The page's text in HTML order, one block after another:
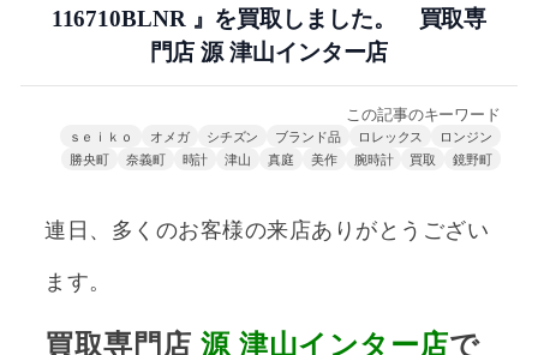
116710BLNR 』を買取しました。 買取専
門店 源 津山インター店
この記事のキーワード
ｓｅｉｋｏ オメガ シチズン ブランド品 ロレックス
ロンジン
勝央町
奈義町 時計 津山 真庭 美作 腕時計 買取 鏡野町
連日、多くのお客様の来店ありがとうござい
ます。
買取専門店 源 津山インター店で